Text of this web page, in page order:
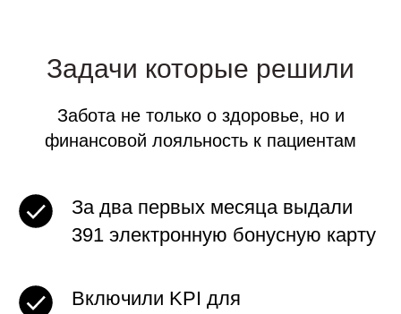
Задачи которые решили
Забота не только о здоровье, но и
финансовой лояльность к пациентам
За два первых месяца выдали
391 электронную бонусную карту
Включили KPI для